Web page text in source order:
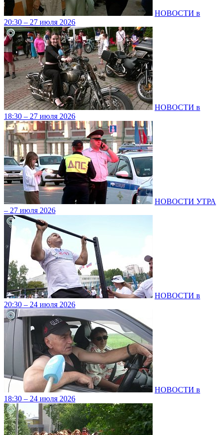
НОВОСТИ в
20:30 – 27 июля 2026
НОВОСТИ в
18:30 – 27 июля 2026
НОВОСТИ УТРА
– 27 июля 2026
НОВОСТИ в
20:30 – 24 июля 2026
НОВОСТИ в
18:30 – 24 июля 2026